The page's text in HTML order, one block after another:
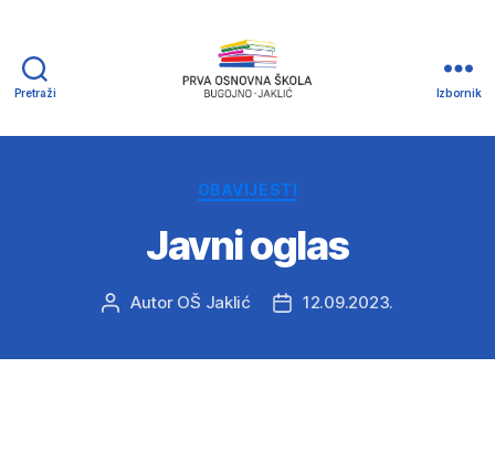
Pretraži
osnovna
Bugojno
-
Jaklić
Izbornik
Kategorije
OBAVIJESTI
Javni oglas
AutorAutor OŠ Jaklić
Datum
12.09.2023.